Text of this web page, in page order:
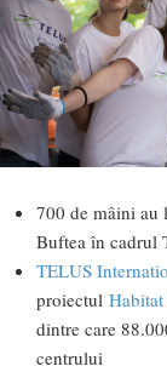
700 de mâini au
Buftea în cadrul
TELUS
proiectul
dintre care
centrului